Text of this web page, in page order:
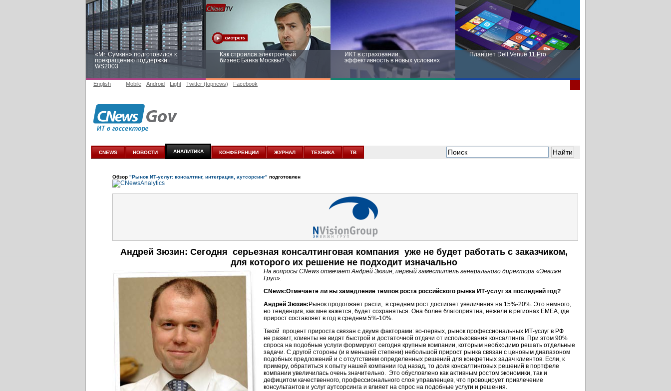
«Mr. Сумкин» подготовился к
прекращению поддержки
WS2003
Как строился электронный
бизнес Банка Москвы?
ИКТ в страховании:
эффективность в новых условиях
Планшет Dell Venue 11 Pro
Заоблачная оптимизация: как
аналитике
новых условиях
English Mobile Android Light Twitter (topnews) Facebook
CNEWS НОВОСТИ АНАЛИТИКА КОНФЕРЕНЦИИ ЖУРНАЛ ТЕХНИКА ТВ
Обзор "Рынок ИТ-услуг: консалтинг, интеграция, аутсорсинг" подготовлен
Андрей Зюзин: Сегодня серьезная консалтинговая компания уже не будет работать с заказчиком,
для которого их решение не подходит изначально
На вопросы CNews отвечает Андрей Зюзин, первый заместитель генерального директора «Энвижн
Груп».
CNews:Отмечаете ли вы замедление темпов роста российского рынка ИТ-услуг за последний год?
Андрей Зюзин: Рынок продолжает расти, в среднем рост достигает увеличения на 15%-20%. Это немного,
но тенденция, как мне кажется, будет сохраняться. Она более благоприятна, нежели в регионах EMEA, где
прирост составляет в год в среднем 5%-10%.
Такой процент прироста связан с двумя факторами: во-первых, рынок профессиональных ИТ-услуг в РФ
не развит, клиенты не видят быстрой и достаточной отдачи от использования консалтинга. При этом 90%
спроса на подобные услуги формируют сегодня крупные компании, которым необходимо решать отдельные
задачи. С другой стороны (и в меньшей степени) небольшой прирост рынка связан с ценовым диапазоном
подобных предложений и с отсутствием определенных решений для конкретных задач клиентов. Если, к
примеру, обратиться к опыту нашей компании год назад, то доля консалтинговых решений в портфеле
компании увеличилась очень значительно. Это обусловлено как активным ростом экономики, так и
дефицитом качественного, профессионального слоя управленцев, что провоцирует привлечение
консультантов и услуг аутсорсинга и влияет на спрос на подобные услуги и решения.